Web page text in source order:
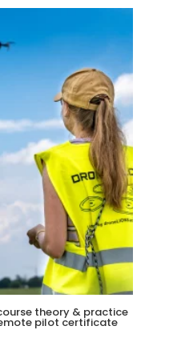
theory & practice
pilot certificate